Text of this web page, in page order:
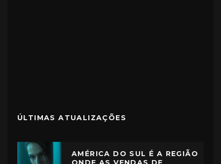
ÚLTIMAS ATUALIZAÇÕES
AMÉRICA DO SUL É A REGIÃO